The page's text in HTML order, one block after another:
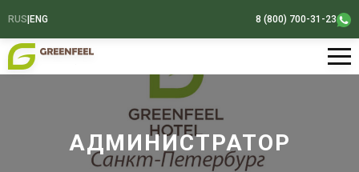
RUS ENG 8 (800) 700-31-23
АДМИНИСТРАТОР